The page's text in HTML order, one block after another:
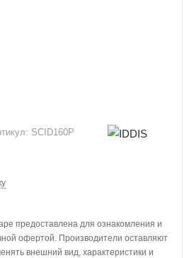
SCID160P
предоставлена для ознакомления и
офертой. Производители оставляют
внешний вид, характеристики и